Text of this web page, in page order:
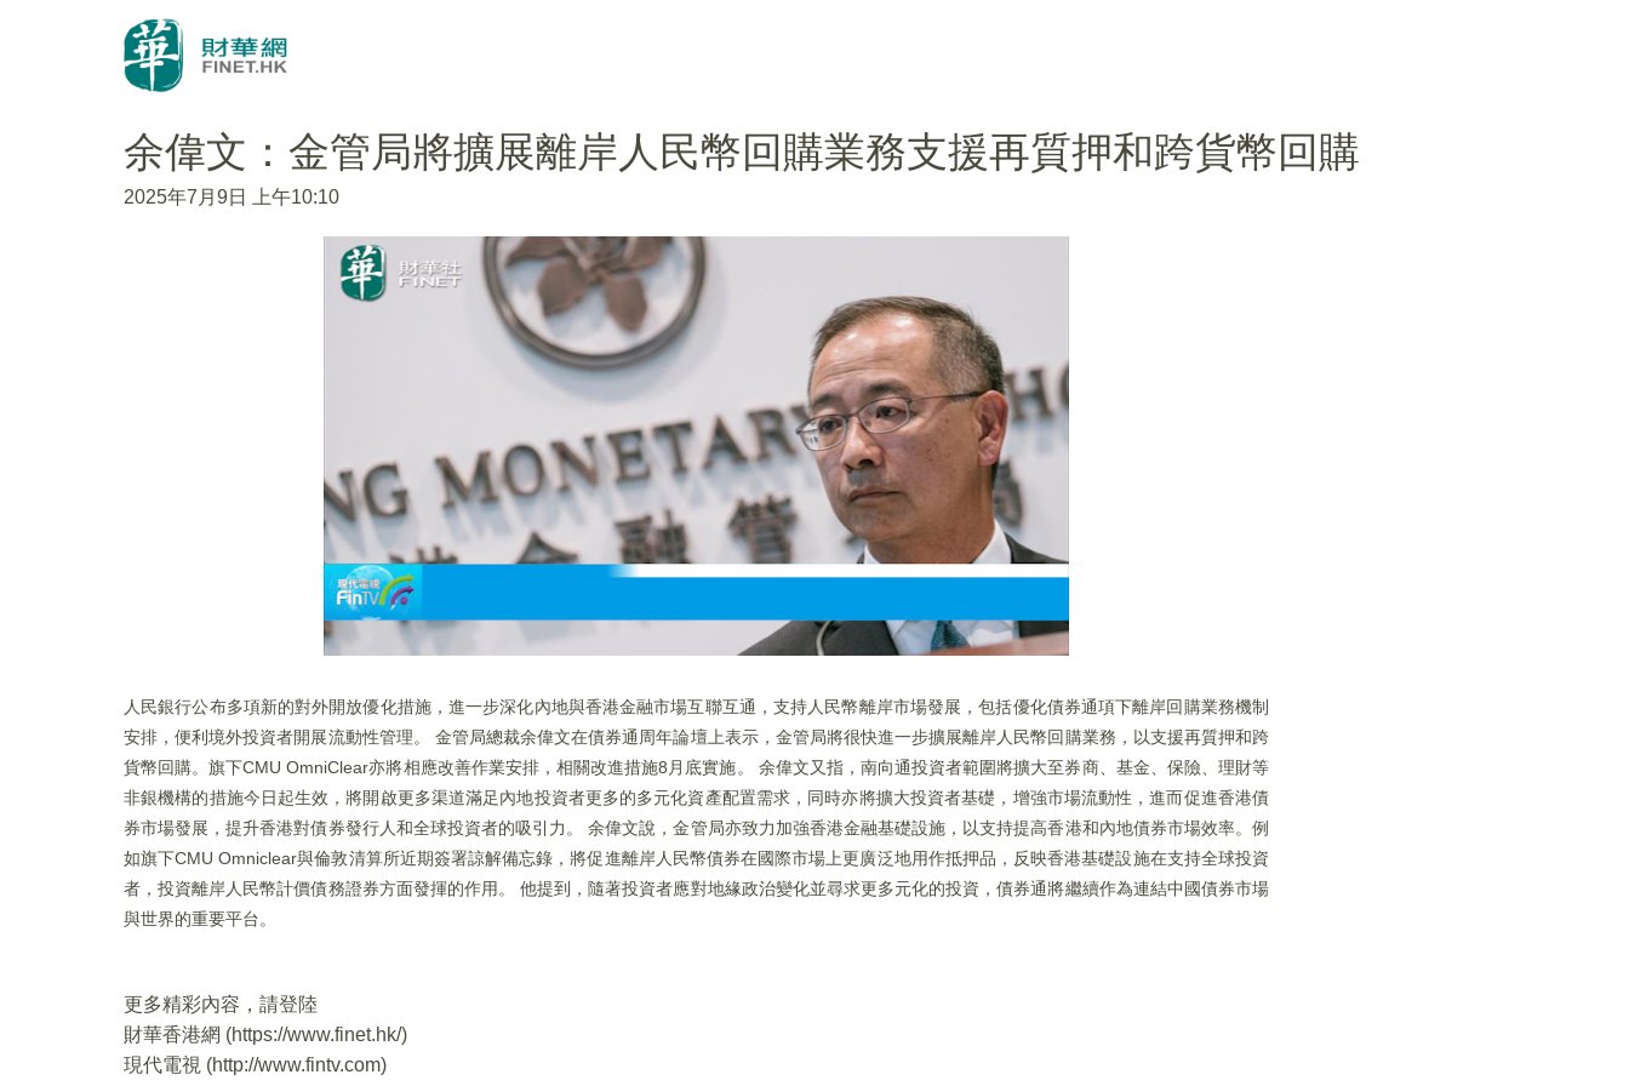
余偉文：金管局將擴展離岸人民幣回購業務支援再質押和跨貨幣回購
2025年7月9日 上午10:10
人民銀行公布多項新的對外開放優化措施，進一步深化內地與香港金融市場互聯互通，支持人民幣離岸市場發展，包括優化債券通項下離岸回購業務機制
安排，便利境外投資者開展流動性管理。 金管局總裁余偉文在債券通周年論壇上表示，金管局將很快進一步擴展離岸人民幣回購業務，以支援再質押和跨
貨幣回購。旗下CMU OmniClear亦將相應改善作業安排，相關改進措施8月底實施。 余偉文又指，南向通投資者範圍將擴大至券商、基金、保險、理財等
非銀機構的措施今日起生效，將開啟更多渠道滿足內地投資者更多的多元化資產配置需求，同時亦將擴大投資者基礎，增強市場流動性，進而促進香港債
券市場發展，提升香港對債券發行人和全球投資者的吸引力。 余偉文說，金管局亦致力加強香港金融基礎設施，以支持提高香港和內地債券市場效率。例
如旗下CMU Omniclear與倫敦清算所近期簽署諒解備忘錄，將促進離岸人民幣債券在國際市場上更廣泛地用作抵押品，反映香港基礎設施在支持全球投資
者，投資離岸人民幣計價債務證券方面發揮的作用。 他提到，隨著投資者應對地緣政治變化並尋求更多元化的投資，債券通將繼續作為連結中國債券市場
與世界的重要平台。
更多精彩內容，請登陸
財華香港網 (https://www.finet.hk/)
現代電視 (http://www.fintv.com)